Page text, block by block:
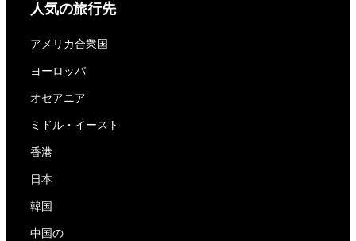
人気の旅行先
アメリカ合衆国
ヨーロッパ
オセアニア
ミドル・イースト
香港
日本
韓国
中国の